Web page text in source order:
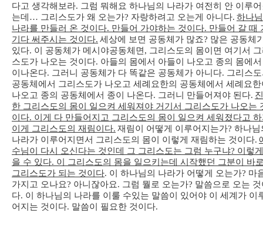
다고 생각해보라. 그럼 뭐해요 하나님의 나라가 여전히 안 이루
는데… 그리스도가 왜 오는가? 자랑하려고 오는게 아니다. 하나
나라를 만들러 온 것이다. 만들어 가야하는 것이다. 만들어 갈 때
기다 써주시는 것이다. 세상에 보면 공동체가 많죠? 많은 공동체
있다. 이 공동체가 메시야공동체면, 그리스도의 몸이면 여기서
스도가 나오는 것이다. 아들의 몸에서 아들이 나오고 종의 몸에
이나온다. 그러니 공동체가 다 똑같은 공동체가 아니다. 그리스
공동체에서 그리스도가 나오고 세례요한의 공동체에서 세례요한
나오고 종의 공동체에서 종이 나온다. 그러니 만들어져야 된다.
한 그리스도의 몸이 일으켜 세워져야 거기서 그리스도가 나오는
이다. 이게 다 만들어지고 그리스도의 몸이 일으켜 세워졌다고
이게 그리스도의 재림이다. 재림이 어떻게 이루어지는가? 하나님
나라가 이루어지면서 그리스도의 몸이 이렇게 재림하는 것이다.
수님이 다시 오신다는 것인데 그 그리스도는 그럼 누구냐? 이렇
을 수 있다. 이 그리스도의 몸을 일으키는데 시작했던 그분이 바
그리스도가 되는 것이다. 이 하나님의 나라가 어떻게 오는가? 마
가지고 오나요? 아니잖아요. 그럼 뭘로 오는가? 말씀으로 오는 것
다. 이 하나님의 나라를 이룰 수있는 말씀이 있어야 이 세계가 이
어지는 것이다. 말씀이 필요한 것이다.